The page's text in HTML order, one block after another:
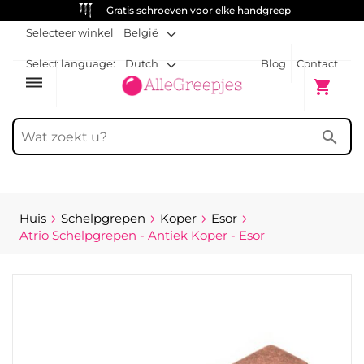
Gratis schroeven voor elke handgreep
Blog Contact
Selecteer winkel België
Select language: Dutch
dehaze shopping_cart
search
Huis Schelpgrepen Koper
Esor
Atrio Schelpgrepen - Antiek Koper - Esor